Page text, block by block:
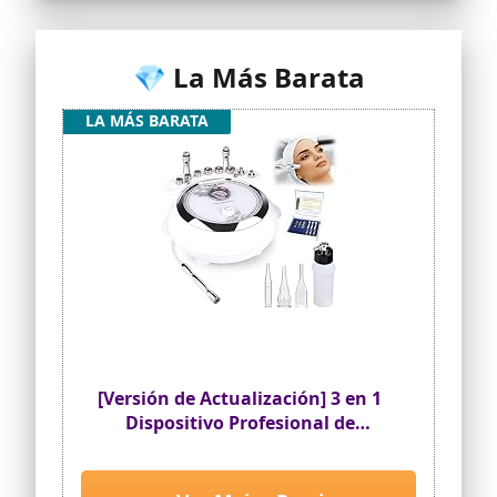
salones de belleza y clínicas
💎 La Más Barata
[Versión de Actualización] 3 en 1
Dispositivo Profesional de
Microdermoabrasión Diamante
LA MÁS BARATA